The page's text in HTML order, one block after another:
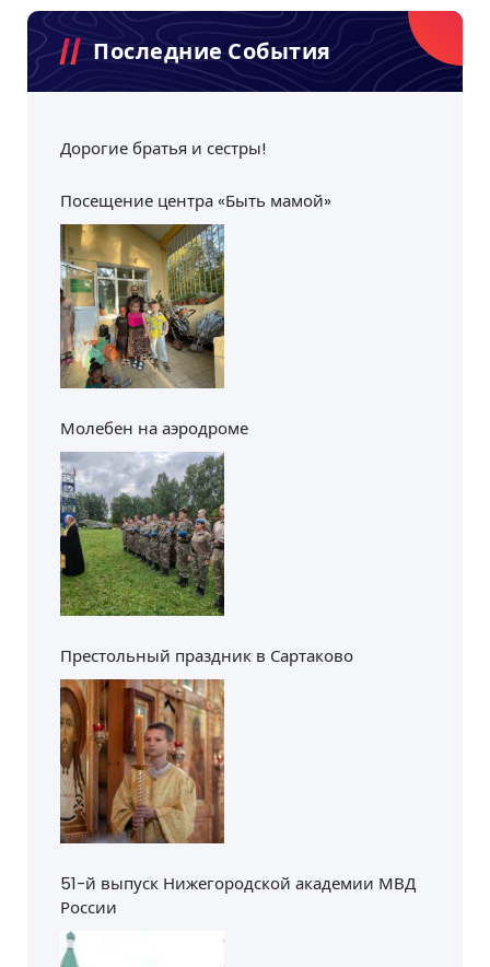
Последние События
Дорогие братья и сестры!
Посещение центра «Быть мамой»
Молебен на аэродроме
Престольный праздник в Сартаково
51-й выпуск Нижегородской академии МВД
России